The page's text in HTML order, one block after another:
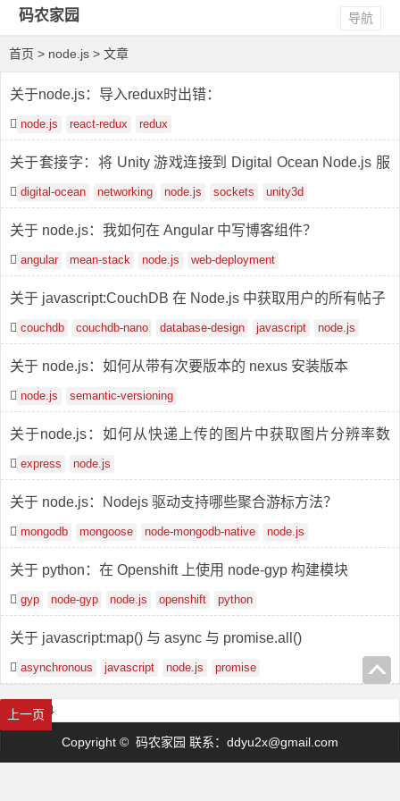
码农家园 导航
首页 > node.js > 文章
关于node.js：导入redux时出错：
node.js react-redux redux
关于套接字：将 Unity 游戏连接到 Digital Ocean Node.js 服
务器
digital-ocean networking node.js sockets unity3d
关于 node.js：我如何在 Angular 中写博客组件？
angular mean-stack node.js web-deployment
关于 javascript:CouchDB 在 Node.js 中获取用户的所有帖子
couchdb couchdb-nano database-design javascript node.js
关于 node.js：如何从带有次要版本的 nexus 安装版本
node.js semantic-versioning
关于node.js：如何从快递上传的图片中获取图片分辨率数
据？
express node.js
关于 node.js：Nodejs 驱动支持哪些聚合游标方法？
mongodb mongoose node-mongodb-native node.js
关于 python：在 Openshift 上使用 node-gyp 构建模块
gyp node-gyp node.js openshift python
关于 javascript:map() 与 async 与 promise.all()
asynchronous javascript node.js promise
首页上一页
23 4
Copyright © 码农家园 联系： ddyu2x@gmail.com